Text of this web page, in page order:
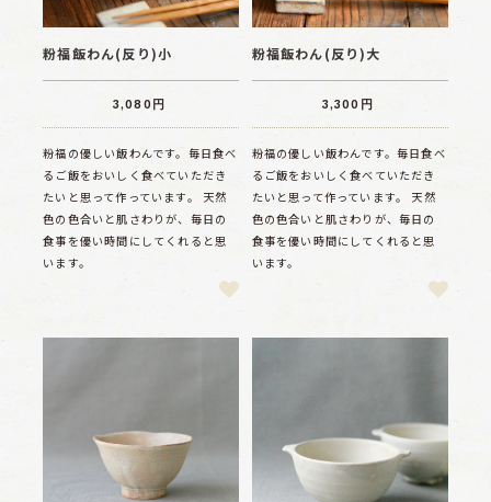
粉福飯わん(反り)小
3,080円
粉福の優しい飯わんです。毎日食べ
るご飯をおいしく食べていただき
たいと思って作っています。 天然
色の色合いと肌さわりが、毎日の
食事を優い時間にしてくれると思
います。
粉福飯わん(反り)大
3,300円
粉福の優しい飯わんです。毎日食べ
るご飯をおいしく食べていただき
たいと思って作っています。 天然
色の色合いと肌さわりが、毎日の
食事を優い時間にしてくれると思
います。